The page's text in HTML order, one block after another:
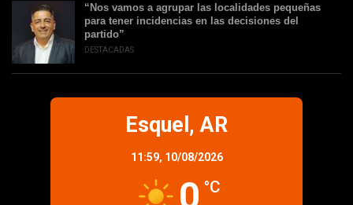
“Nos vamos a agrupar las localidades pequeñas
para tener incidencias en las decisiones del
partido”
DESTACADAS
Esquel, AR
11:59, 10/08/2026
0 °C